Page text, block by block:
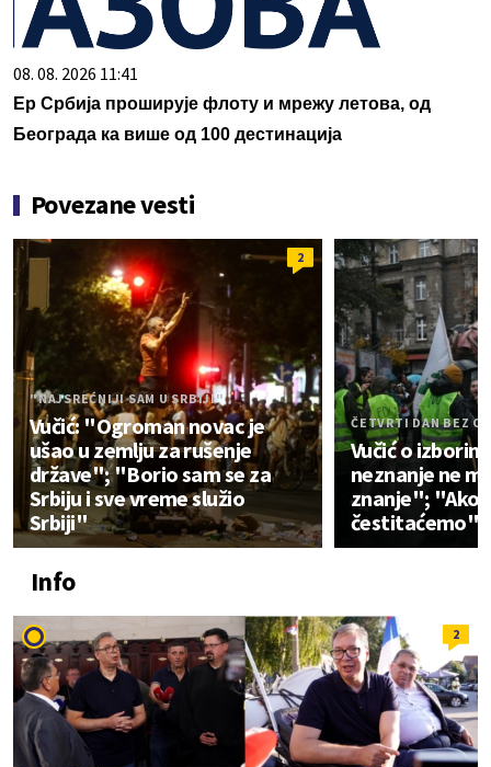
08. 08. 2026 11:41
Ер Србија проширује флоту и мрежу летова, од
Београда ка више од 100 дестинација
Povezane vesti
2
"NAJSREĆNIJI SAM U SRBIJI"
Vučić: "Ogroman novac je
ušao u zemlju za rušenje
države"; "Borio sam se za
Srbiju i sve vreme služio
Srbiji"
ČETVRTI DAN BEZ
Vučić o
neznanje ne
znanje"; "Ako
čestitaćemo"
Info
2